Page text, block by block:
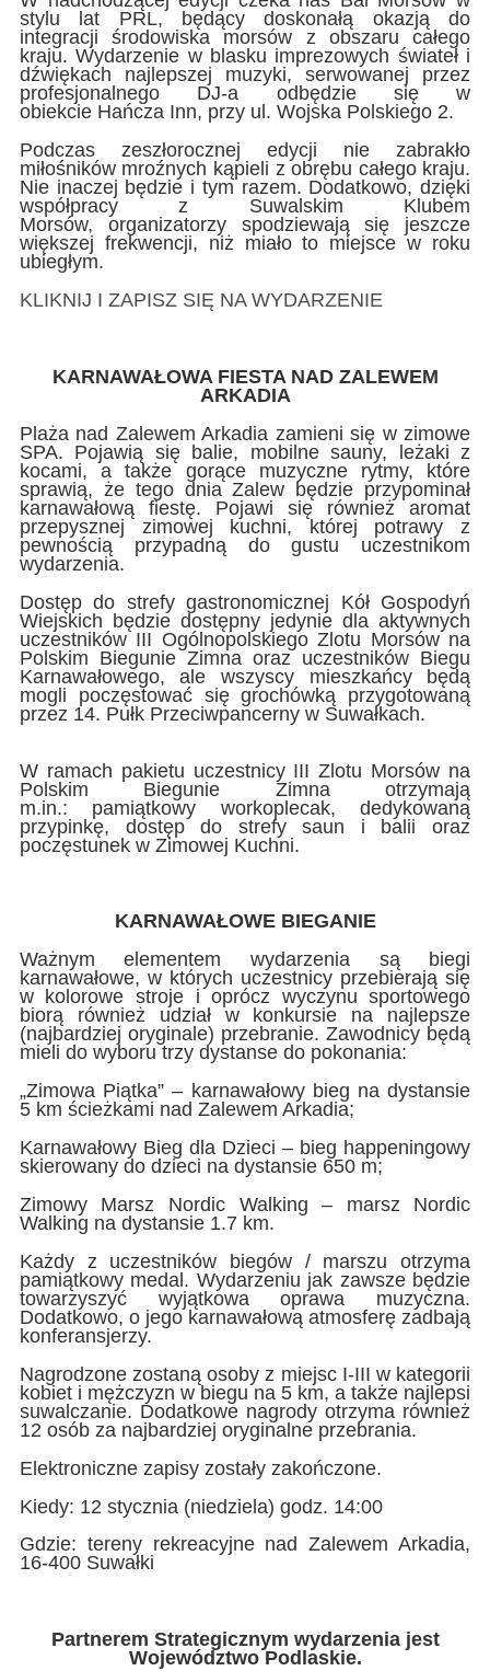
stylu lat PRL, będący doskonałą okazją do
integracji środowiska morsów z obszaru całego
kraju. Wydarzenie w blasku imprezowych świateł i
dźwiękach najlepszej muzyki, serwowanej przez
profesjonalnego DJ-a odbędzie się w
obiekcie Hańcza Inn, przy ul. Wojska Polskiego 2.
Podczas zeszłorocznej edycji nie zabrakło
miłośników mroźnych kąpieli z obrębu całego kraju.
Nie inaczej będzie i tym razem. Dodatkowo, dzięki
współpracy z Suwalskim Klubem
Morsów, organizatorzy spodziewają się jeszcze
większej frekwencji, niż miało to miejsce w roku
ubiegłym.
KLIKNIJ I ZAPISZ SIĘ NA WYDARZENIE
KARNAWAŁOWA FIESTA NAD ZALEWEM
ARKADIA
Plaża nad Zalewem Arkadia zamieni się w zimowe
SPA. Pojawią się balie, mobilne sauny, leżaki z
kocami, a także gorące muzyczne rytmy, które
sprawią, że tego dnia Zalew będzie przypominał
karnawałową fiestę. Pojawi się również aromat
przepysznej zimowej kuchni, której potrawy z
pewnością przypadną do gustu uczestnikom
wydarzenia.
Dostęp do strefy gastronomicznej Kół Gospodyń
Wiejskich będzie dostępny jedynie dla aktywnych
uczestników III Ogólnopolskiego Zlotu Morsów na
Polskim Biegunie Zimna oraz uczestników Biegu
Karnawałowego, ale wszyscy mieszkańcy będą
mogli poczęstować się grochówką przygotowaną
przez 14. Pułk Przeciwpancerny w Suwałkach.
W ramach pakietu uczestnicy III Zlotu Morsów na
Polskim Biegunie Zimna otrzymają
m.in.: pamiątkowy workoplecak, dedykowaną
przypinkę, dostęp do strefy saun i balii oraz
poczęstunek w Zimowej Kuchni.
KARNAWAŁOWE BIEGANIE
Ważnym elementem wydarzenia są biegi
karnawałowe, w których uczestnicy przebierają się
w kolorowe stroje i oprócz wyczynu sportowego
biorą również udział w konkursie na najlepsze
(najbardziej oryginale) przebranie. Zawodnicy będą
mieli do wyboru trzy dystanse do pokonania:
„Zimowa Piątka” – karnawałowy bieg na dystansie
5 km ścieżkami nad Zalewem Arkadia;
Karnawałowy Bieg dla Dzieci – bieg happeningowy
skierowany do dzieci na dystansie 650 m;
Zimowy Marsz Nordic Walking – marsz Nordic
Walking na dystansie 1.7 km.
Każdy z uczestników biegów / marszu otrzyma
pamiątkowy medal. Wydarzeniu jak zawsze będzie
towarzyszyć wyjątkowa oprawa muzyczna.
Dodatkowo, o jego karnawałową atmosferę zadbają
konferansjerzy.
Nagrodzone zostaną osoby z miejsc I-III w kategorii
kobiet i mężczyzn w biegu na 5 km, a także najlepsi
suwalczanie. Dodatkowe nagrody otrzyma również
12 osób za najbardziej oryginalne przebrania.
Elektroniczne zapisy zostały zakończone.
Kiedy: 12 stycznia (niedziela) godz. 14:00
Gdzie: tereny rekreacyjne nad Zalewem Arkadia,
16-400 Suwałki
Partnerem Strategicznym wydarzenia jest
Województwo Podlaskie.